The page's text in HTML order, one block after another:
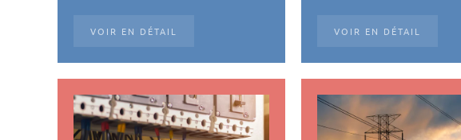
VOIR EN DÉTAIL VOIR EN DÉTAIL